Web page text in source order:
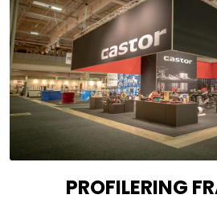
PROFILERING